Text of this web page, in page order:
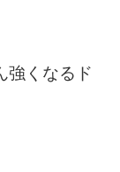
強くなるド